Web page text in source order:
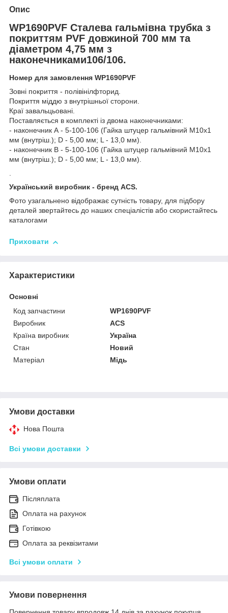
Опис
WP1690PVF Сталева гальмівна трубка з
покриттям PVF довжиной 700 мм та
діаметром 4,75 мм з
наконечниками106/106.
Номер для замовлення WP1690PVF
Зовні покриття - полівінілфторид.
Покриття міддю з внутрішньої сторони.
Краї завальцьовані.
Поставляється в комплекті із двома наконечниками:
- наконечник А - 5-100-106 (Гайка штуцер гальмівний М10х1
мм (внутріш.); D - 5,00 мм; L - 13,0 мм).
- наконечник В - 5-100-106 (Гайка штуцер гальмівний М10х1
мм (внутріш.); D - 5,00 мм; L - 13,0 мм).
.
Український виробник - бренд ACS.
Фото узагальнено відображає сутність товару, для підбору
деталей звертайтесь до наших спеціалістів або скористайтесь
каталогами
Приховати
Характеристики
Основні
Код запчастини
WP1690PVF
Виробник
ACS
Країна виробник
Україна
Стан
Новий
Матеріал
Мідь
Умови доставки
Нова Пошта
Всі умови доставки
Умови оплати
Післяплата
Оплата на рахунок
Готівкою
Оплата за реквізитами
Всі умови оплати
Умови повернення